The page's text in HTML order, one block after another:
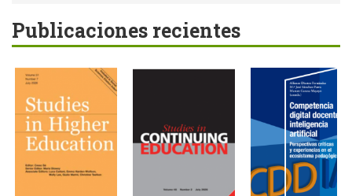
Publicaciones recientes